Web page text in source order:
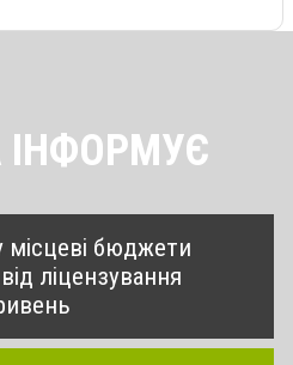
місцеві бюджети
ліцензування